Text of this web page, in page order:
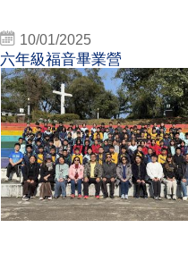
10/01/2025
六年級福音畢業營